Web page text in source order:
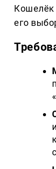
Кошелёк
его